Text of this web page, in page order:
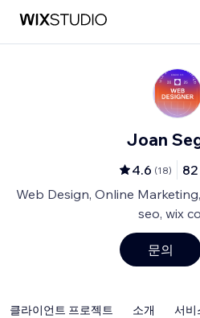
Joan
4.6 (18) 82
Web Design, Online
seo, wix
문의
클라이언트 프로젝트 소개 서비